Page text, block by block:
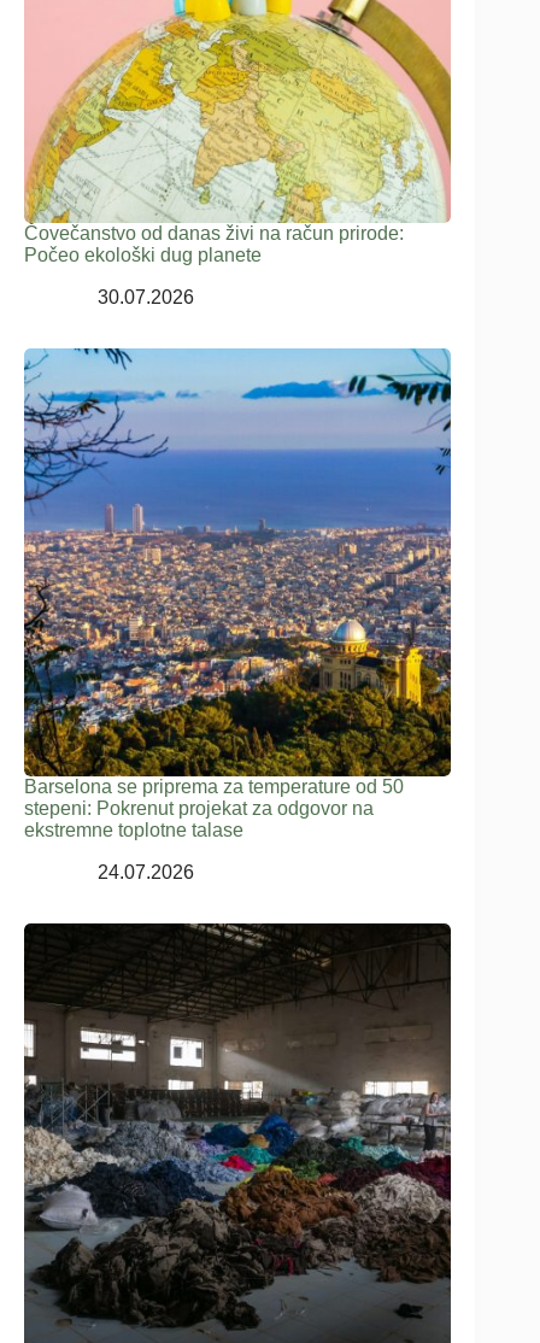
Čovečanstvo od danas živi na račun prirode:
Počeo ekološki dug planete
30.07.2026
Barselona se priprema za temperature od 50
stepeni: Pokrenut projekat za odgovor na
ekstremne toplotne talase
24.07.2026